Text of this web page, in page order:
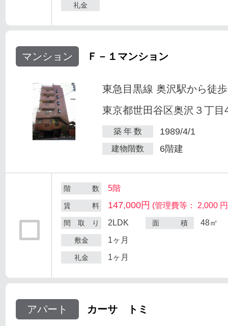
礼金
マンション Ｆ－１マンション
東急目黒線 奥沢駅から徒
東京都世田谷区奥沢３丁目
築 年 数 1989/4/1
建物階数 6階建
階 数 5階
賃 料 147,000円 (管理費等： 2,000
間 取 り 2LDK 面 積 48㎡
敷金 1ヶ月
礼金 1ヶ月
アパート カーサ トミ